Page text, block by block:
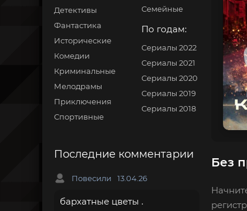
Детективы
Фантастика
Исторические
Комедии
Криминальные
Мелодрамы
Приключения
Спортивные
Семейные
По годам:
Сериалы 2022
Сериалы 2021
Сериалы 2020
Сериалы 2019
Сериалы 2018
Последние комментарии
Повесили 13.04.26
бархатные цветы .
Без